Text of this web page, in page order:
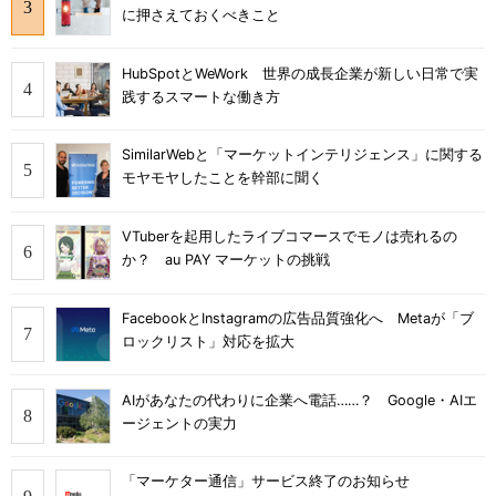
に押さえておくべきこと
HubSpotとWeWork 世界の成長企業が新しい日常で実
践するスマートな働き方
SimilarWebと「マーケットインテリジェンス」に関する
モヤモヤしたことを幹部に聞く
VTuberを起用したライブコマースでモノは売れるの
か？ au PAY マーケットの挑戦
FacebookとInstagramの広告品質強化へ Metaが「ブ
ロックリスト」対応を拡大
AIがあなたの代わりに企業へ電話……？ Google・AIエ
ージェントの実力
「マーケター通信」サービス終了のお知らせ